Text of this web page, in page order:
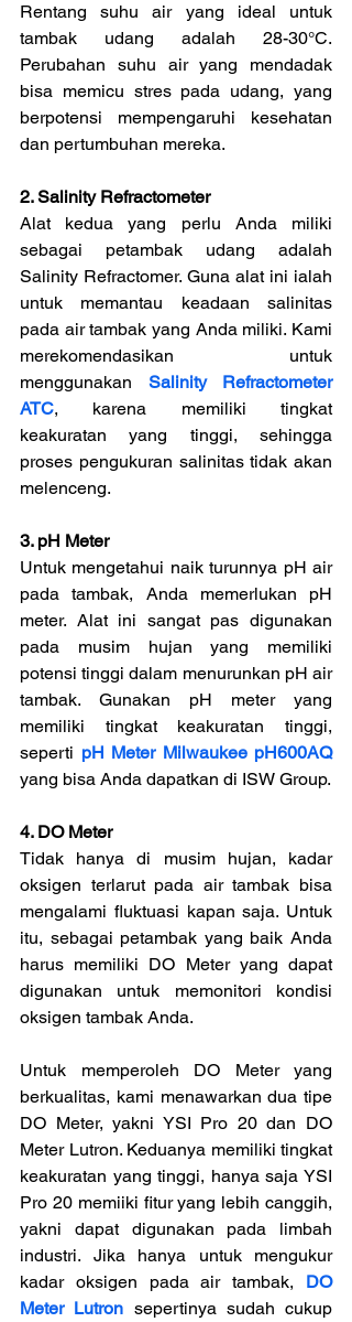
Rentang suhu air yang ideal untuk
tambak udang adalah 28-30°C.
Perubahan suhu air yang mendadak
bisa memicu stres pada udang, yang
berpotensi mempengaruhi kesehatan
dan pertumbuhan mereka.
2. Salinity Refractometer
Alat kedua yang perlu Anda miliki
sebagai petambak udang adalah
Salinity Refractomer. Guna alat ini ialah
untuk memantau keadaan salinitas
pada air tambak yang Anda miliki. Kami
merekomendasikan untuk
menggunakan Salinity Refractometer
ATC, karena memiliki tingkat
keakuratan yang tinggi, sehingga
proses pengukuran salinitas tidak akan
melenceng.
3. pH Meter
Untuk mengetahui naik turunnya pH air
pada tambak, Anda memerlukan pH
meter. Alat ini sangat pas digunakan
pada musim hujan yang memiliki
potensi tinggi dalam menurunkan pH air
tambak. Gunakan pH meter yang
memiliki tingkat keakuratan tinggi,
seperti pH Meter Milwaukee pH600AQ
yang bisa Anda dapatkan di ISW Group.
4. DO Meter
Tidak hanya di musim hujan, kadar
oksigen terlarut pada air tambak bisa
mengalami fluktuasi kapan saja. Untuk
itu, sebagai petambak yang baik Anda
harus memiliki DO Meter yang dapat
digunakan untuk memonitori kondisi
oksigen tambak Anda.
Untuk memperoleh DO Meter yang
berkualitas, kami menawarkan dua tipe
DO Meter, yakni YSI Pro 20 dan DO
Meter Lutron. Keduanya memiliki tingkat
keakuratan yang tinggi, hanya saja YSI
Pro 20 memiiki fitur yang lebih canggih,
yakni dapat digunakan pada limbah
industri. Jika hanya untuk mengukur
kadar oksigen pada air tambak, DO
Meter Lutron sepertinya sudah cukup